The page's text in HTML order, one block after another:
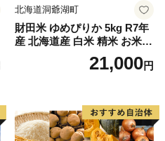
北海道洞爺湖町
財田米 ゆめぴりか 5kg R7年
産 北海道産 白米 精米 お米
コメ こめ ライス おにぎり ご
飯 国産 炊き立て 自炊 人気
21,000円